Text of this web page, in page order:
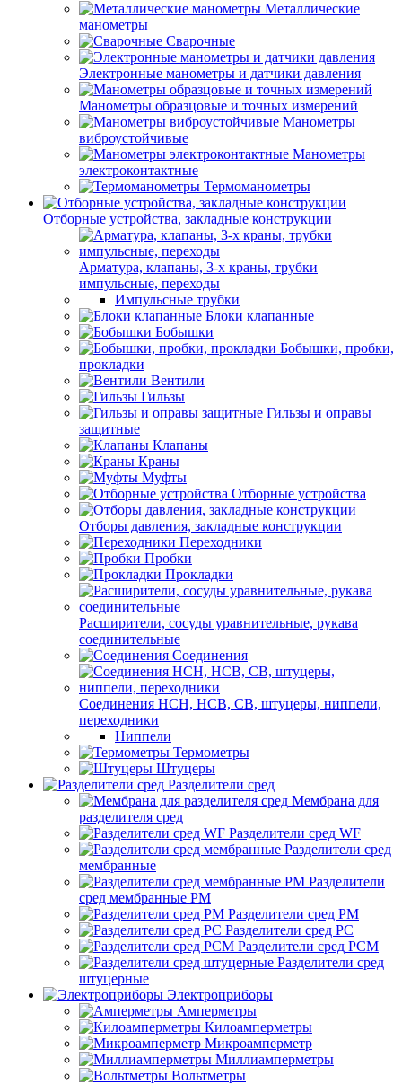
Металлические
манометры
Сварочные
Электронные манометры и датчики давления
Манометры образцовые и точных измерений
Манометры
виброустойчивые
Манометры
электроконтактные
Термоманометры
Отборные устройства, закладные конструкции
Арматура, клапаны, 3-х краны, трубки
импульсные, переходы
Импульсные трубки
Блоки клапанные
Бобышки
Бобышки, пробки,
прокладки
Вентили
Гильзы
Гильзы и оправы
защитные
Клапаны
Краны
Муфты
Отборные устройства
Отборы давления, закладные конструкции
Переходники
Пробки
Прокладки
Расширители, сосуды уравнительные, рукава
соединительные
Соединения
Соединения НСН, НСВ, СВ, штуцеры, ниппели,
переходники
Ниппели
Термометры
Штуцеры
Разделители сред
Мембрана для
разделителя сред
Разделители сред WF
Разделители сред
мембранные
Разделители
сред мембранные РМ
Разделители сред РМ
Разделители сред РС
Разделители сред РСМ
Разделители сред
штуцерные
Электроприборы
Амперметры
Килоамперметры
Микроамперметр
Миллиамперметры
Вольтметры